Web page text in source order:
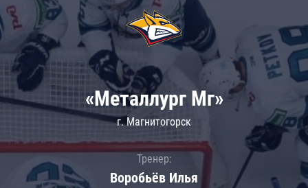
«Металлург Мг»
г. Магнитогорск
Тренер:
Воробьёв Илья